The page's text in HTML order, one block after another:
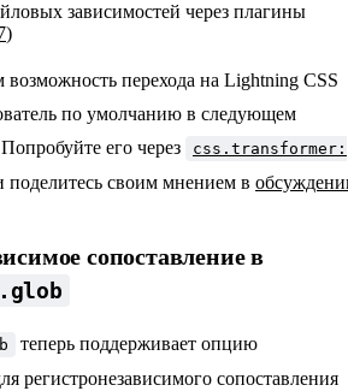
зависимостей через плагины
)
перехода на Lightning CSS
по умолчанию в следующем
его через
css.transformer:
поделитесь своим мнением в
сопоставление в
теперь поддерживает опцию
регистронезависимого сопоставления